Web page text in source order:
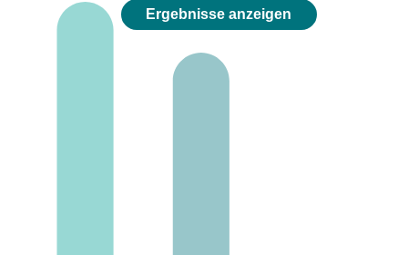
Ergebnisse anzeigen